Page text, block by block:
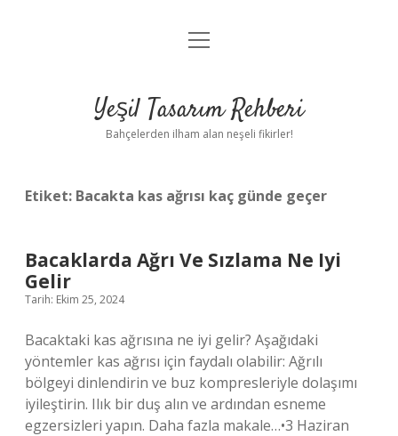
Anasayfa
Yasal Uyarı
menüyü
Yeşil Tasarım Rehberi
Bahçelerden ilham alan neşeli fikirler!
Etiket: Bacakta kas ağrısı kaç günde geçer
Bacaklarda Ağrı Ve Sızlama Ne Iyi
Gelir
Tarih: Ekim 25, 2024
Bacaktaki kas ağrısına ne iyi gelir? Aşağıdaki
yöntemler kas ağrısı için faydalı olabilir: Ağrılı
bölgeyi dinlendirin ve buz kompresleriyle dolaşımı
iyileştirin. Ilık bir duş alın ve ardından esneme
egzersizleri yapın. Daha fazla makale…•3 Haziran